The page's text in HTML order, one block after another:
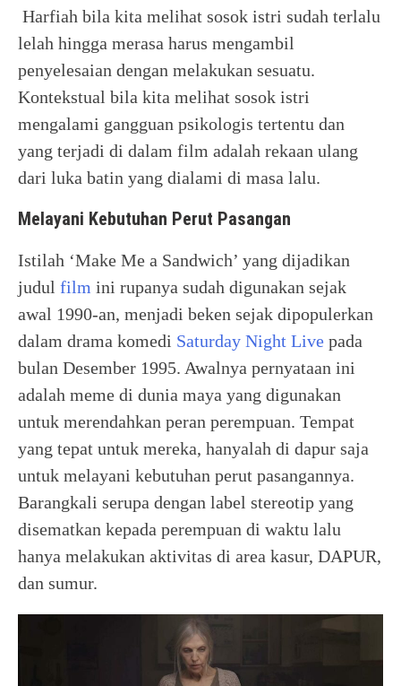
Harfiah bila kita melihat sosok istri sudah terlalu
lelah hingga merasa harus mengambil
penyelesaian dengan melakukan sesuatu.
Kontekstual bila kita melihat sosok istri
mengalami gangguan psikologis tertentu dan
yang terjadi di dalam film adalah rekaan ulang
dari luka batin yang dialami di masa lalu.
Melayani Kebutuhan Perut Pasangan
Istilah ‘Make Me a Sandwich’ yang dijadikan
judul film ini rupanya sudah digunakan sejak
awal 1990-an, menjadi beken sejak dipopulerkan
dalam drama komedi Saturday Night Live pada
bulan Desember 1995. Awalnya pernyataan ini
adalah meme di dunia maya yang digunakan
untuk merendahkan peran perempuan. Tempat
yang tepat untuk mereka, hanyalah di dapur saja
untuk melayani kebutuhan perut pasangannya.
Barangkali serupa dengan label stereotip yang
disematkan kepada perempuan di waktu lalu
hanya melakukan aktivitas di area kasur, DAPUR,
dan sumur.